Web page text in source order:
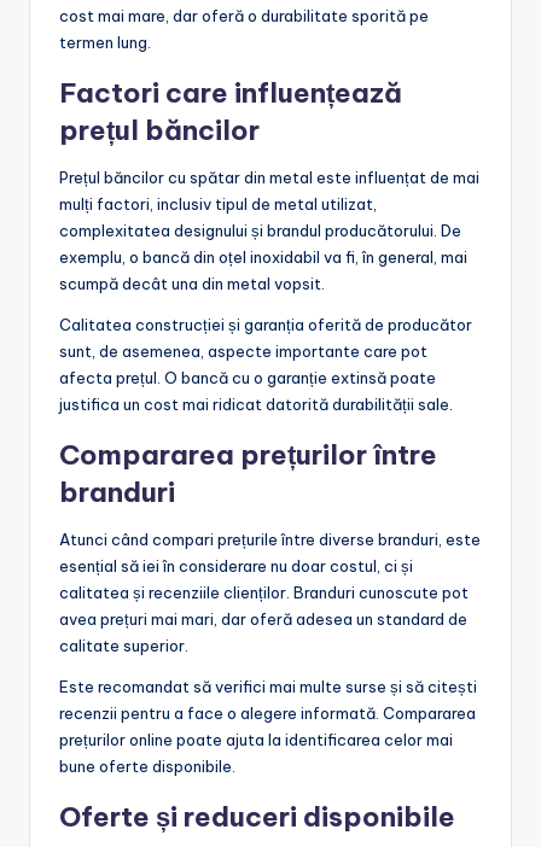
cost mai mare, dar oferă o durabilitate sporită pe
termen lung.
Factori care influențează
prețul băncilor
Prețul băncilor cu spătar din metal este influențat de mai
mulți factori, inclusiv tipul de metal utilizat,
complexitatea designului și brandul producătorului. De
exemplu, o bancă din oțel inoxidabil va fi, în general, mai
scumpă decât una din metal vopsit.
Calitatea construcției și garanția oferită de producător
sunt, de asemenea, aspecte importante care pot
afecta prețul. O bancă cu o garanție extinsă poate
justifica un cost mai ridicat datorită durabilității sale.
Compararea prețurilor între
branduri
Atunci când compari prețurile între diverse branduri, este
esențial să iei în considerare nu doar costul, ci și
calitatea și recenziile clienților. Branduri cunoscute pot
avea prețuri mai mari, dar oferă adesea un standard de
calitate superior.
Este recomandat să verifici mai multe surse și să citești
recenzii pentru a face o alegere informată. Compararea
prețurilor online poate ajuta la identificarea celor mai
bune oferte disponibile.
Oferte și reduceri disponibile